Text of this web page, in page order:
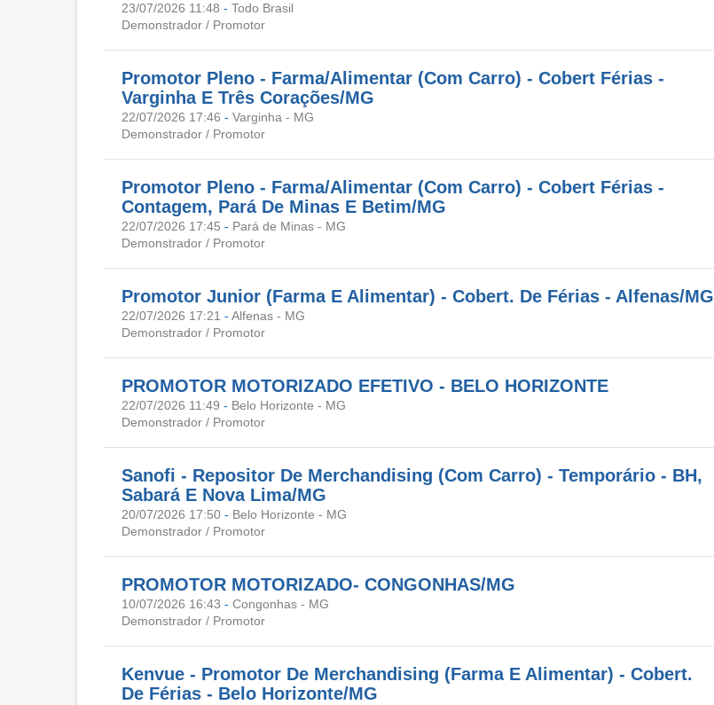
23/07/2026 11:48 - Todo Brasil
Demonstrador / Promotor
Promotor Pleno - Farma/Alimentar (Com Carro) - Cobert Férias -
Varginha E Três Corações/MG
22/07/2026 17:46 - Varginha - MG
Demonstrador / Promotor
Promotor Pleno - Farma/Alimentar (Com Carro) - Cobert Férias -
Contagem, Pará De Minas E Betim/MG
22/07/2026 17:45 - Pará de Minas - MG
Demonstrador / Promotor
Promotor Junior (Farma E Alimentar) - Cobert. De Férias - Alfenas/MG
22/07/2026 17:21 - Alfenas - MG
Demonstrador / Promotor
PROMOTOR MOTORIZADO EFETIVO - BELO HORIZONTE
22/07/2026 11:49 - Belo Horizonte - MG
Demonstrador / Promotor
Sanofi - Repositor De Merchandising (Com Carro) - Temporário - BH,
Sabará E Nova Lima/MG
20/07/2026 17:50 - Belo Horizonte - MG
Demonstrador / Promotor
PROMOTOR MOTORIZADO- CONGONHAS/MG
10/07/2026 16:43 - Congonhas - MG
Demonstrador / Promotor
Kenvue - Promotor De Merchandising (Farma E Alimentar) - Cobert.
De Férias - Belo Horizonte/MG